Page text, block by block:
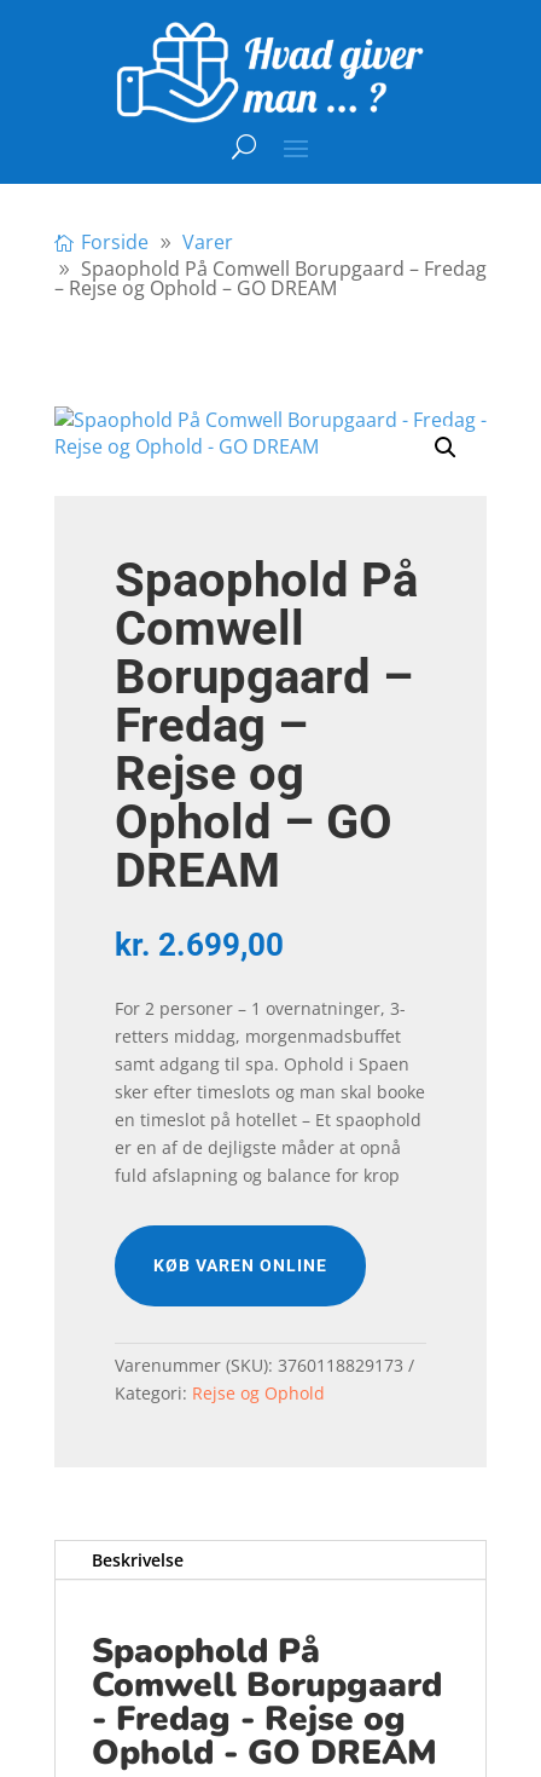
Forside
Varer
Spaophold På Comwell Borupgaard – Fredag
– Rejse og Ophold – GO DREAM
Spaophold På
Comwell
Borupgaard –
Fredag –
Rejse og
Ophold – GO
DREAM
kr. 2.699,00
For 2 personer – 1 overnatninger, 3-
retters middag, morgenmadsbuffet
samt adgang til spa. Ophold i Spaen
sker efter timeslots og man skal booke
en timeslot på hotellet – Et spaophold
er en af de dejligste måder at opnå
fuld afslapning og balance for krop
KØB VAREN ONLINE
Varenummer (SKU): 3760118829173
Kategori: Rejse og Ophold
Beskrivelse
Spaophold På
Comwell Borupgaard
- Fredag - Rejse og
Ophold - GO DREAM